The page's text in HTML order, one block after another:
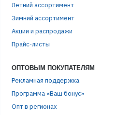
Летний ассортимент
Зимний ассортимент
Акции и распродажи
Прайс-листы
ОПТОВЫМ ПОКУПАТЕЛЯМ
Рекламная поддержка
Программа «Ваш бонус»
Опт в регионах